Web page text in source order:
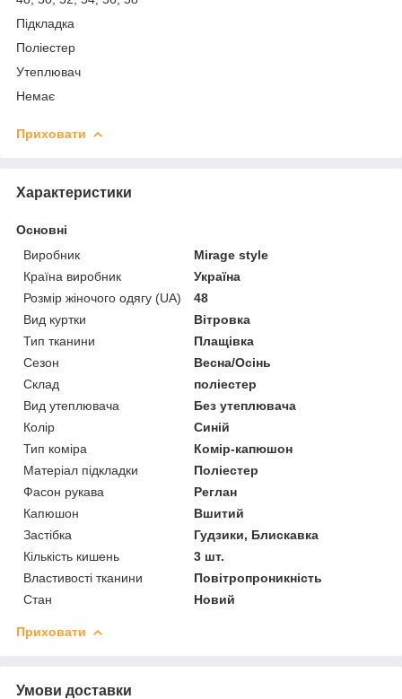
Підкладка
Поліестер
Утеплювач
Немає
Приховати
Характеристики
Основні
Виробник
Mirage style
Країна виробник
Україна
Розмір жіночого одягу (UA)
48
Вид куртки
Вітровка
Тип тканини
Плащівка
Сезон
Весна/Осінь
Склад
поліестер
Вид утеплювача
Без утеплювача
Колір
Синій
Тип коміра
Комір-капюшон
Матеріал підкладки
Поліестер
Фасон рукава
Реглан
Капюшон
Вшитий
Застібка
Гудзики, Блискавка
Кількість кишень
3 шт.
Властивості тканини
Повітропроникність
Стан
Новий
Приховати
Умови доставки